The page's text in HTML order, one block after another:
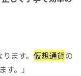
ます。 仮想通貨の
。」